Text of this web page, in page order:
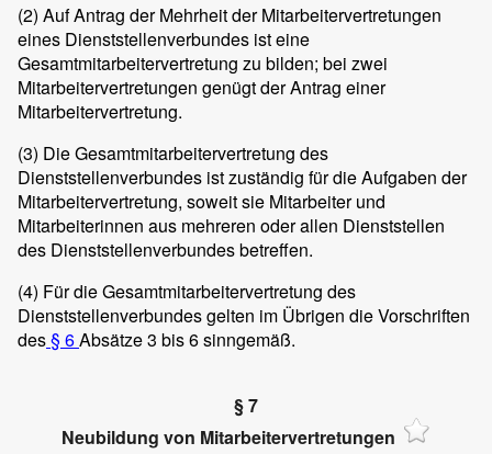
(2) Auf Antrag der Mehrheit der Mitarbeitervertretungen
eines Dienststellenverbundes ist eine
Gesamtmitarbeitervertretung zu bilden; bei zwei
Mitarbeitervertretungen genügt der Antrag einer
Mitarbeitervertretung.
(3) Die Gesamtmitarbeitervertretung des
Dienststellenverbundes ist zuständig für die Aufgaben der
Mitarbeitervertretung, soweit sie Mitarbeiter und
Mitarbeiterinnen aus mehreren oder allen Dienststellen
des Dienststellenverbundes betreffen.
(4) Für die Gesamtmitarbeitervertretung des
Dienststellenverbundes gelten im Übrigen die Vorschriften
des§ 6Absätze 3 bis 6 sinngemäß.
§ 7
Neubildung von Mitarbeitervertretungen